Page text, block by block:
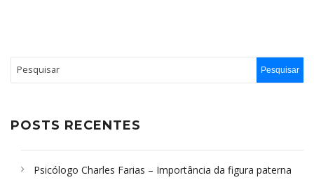
POSTS RECENTES
Psicólogo Charles Farias – Importância da figura paterna